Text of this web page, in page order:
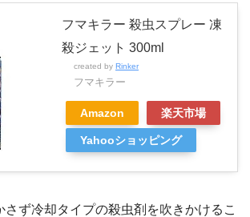
フマキラー 殺虫スプレー 凍
殺ジェット 300ml
created by Rinker
フマキラー
Amazon 楽天市場
Yahooショッピング
さず冷却タイプの殺虫剤を吹きかけるこ